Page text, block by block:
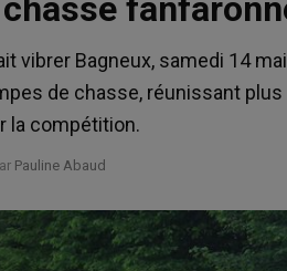
vibrer Bagneux, samedi 14
de chasse, réunissant
la compétition.
Pauline Abaud